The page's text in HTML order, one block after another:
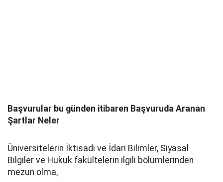
Başvurular bu günden itibaren Başvuruda Aranan
Şartlar Neler
Üniversitelerin İktisadi ve İdari Bilimler, Siyasal
Bilgiler ve Hukuk fakültelerin ilgili bölümlerinden
mezun olma,